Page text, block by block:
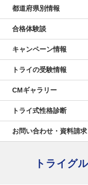
都道府県別情報
合格体験談
キャンペーン情報
トライの受験情報
CMギャラリー
トライ式性格診断
お問い合わせ・資料請求
トライグ